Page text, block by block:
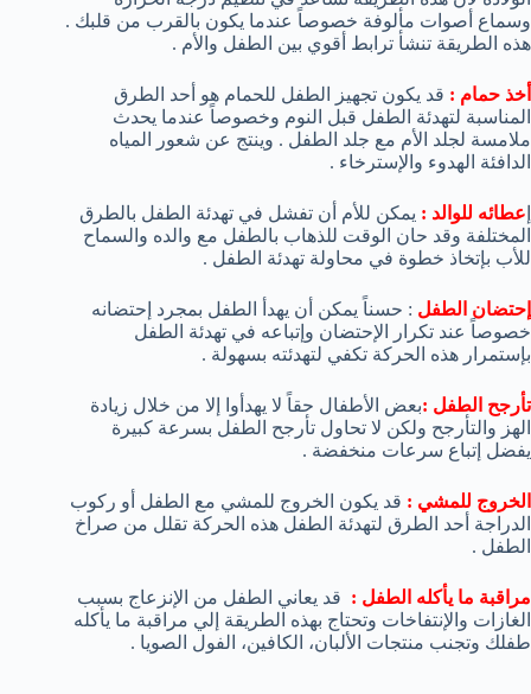
وسماع أصوات مألوفة خصوصاً عندما يكون بالقرب من قلبك .
هذه الطريقة تنشأ ترابط أقوي بين الطفل والأم .
أخذ حمام : قد يكون تجهيز الطفل للحمام هو أحد الطرق
المناسبة لتهدئة الطفل قبل النوم وخصوصاً عندما يحدث
ملامسة لجلد الأم مع جلد الطفل . وينتج عن شعور المياه
الدافئة الهدوء والإسترخاء .
عطائه للوالد : يمكن للأم أن تفشل في تهدئة الطفل بالطرق
المختلفة وقد حان الوقت للذهاب بالطفل مع والده والسماح
للأب بإتخاذ خطوة في محاولة تهدئة الطفل .
إحتضان الطفل : حسناً يمكن أن يهدأ الطفل بمجرد إحتضانه
خصوصاً عند تكرار الإحتضان وإتباعه في تهدئة الطفل
بإستمرار هذه الحركة تكفي لتهدئته بسهولة .
تأرجح الطفل :بعض الأطفال حقاً لا يهدأوا إلا من خلال زيادة
الهز والتأرجح ولكن لا تحاول تأرجح الطفل بسرعة كبيرة
يفضل إتباع سرعات منخفضة .
الخروج للمشي : قد يكون الخروج للمشي مع الطفل أو ركوب
الدراجة أحد الطرق لتهدئة الطفل هذه الحركة تقلل من صراخ
الطفل .
مراقبة ما يأكله الطفل : قد يعاني الطفل من الإنزعاج بسبب
الغازات والإنتفاخات وتحتاج بهذه الطريقة إلي مراقبة ما يأكله
طفلك وتجنب منتجات الألبان، الكافين، الفول الصويا .